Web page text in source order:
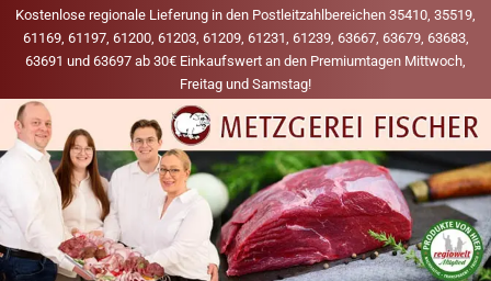
Kostenlose regionale Lieferung in den Postleitzahlbereichen 35410, 35519,
61169, 61197, 61200, 61203, 61209, 61231, 61239, 63667, 63679, 63683,
63691 und 63697 ab 30€ Einkaufswert an den Premiumtagen Mittwoch,
Freitag und Samstag!